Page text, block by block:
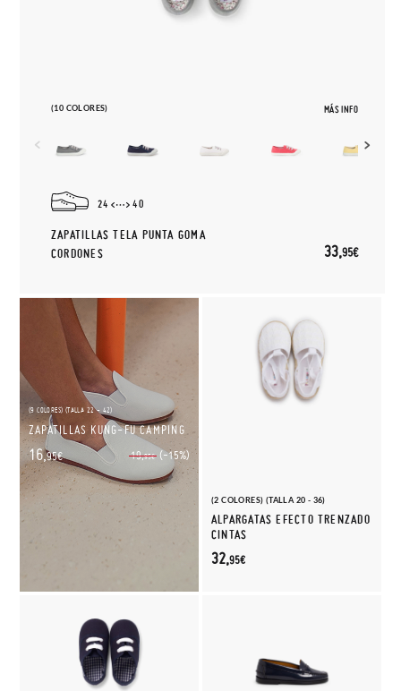
(10 COLORES) MÁS INFO
24 40
ZAPATILLAS TELA PUNTA GOMA
CORDONES
33,95€
(9 COLORES) (TALLA 22 - 42)
ZAPATILLAS KUNG-FU CAMPING
19,95€ (-15%)
16,95€
(2 COLORES) (TALLA 20 - 36)
ALPARGATAS EFECTO TRENZADO
CINTAS
32,95€